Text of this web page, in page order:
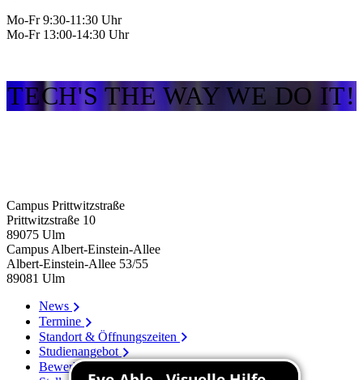
Mo-Fr 9:30-11:30 Uhr
Mo-Fr 13:00-14:30 Uhr
TECH'S THE WAY WE DO IT!
Campus Prittwitzstraße
Prittwitzstraße 10
89075 Ulm
Campus Albert-Einstein-Allee
Albert-Einstein-Allee 53/​55
89081 Ulm
News
Termine
Standort & Öffnungszeiten
Studienangebot
Bewerbung